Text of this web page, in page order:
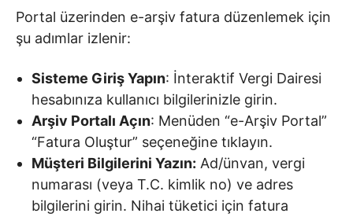
Portal üzerinden e-arşiv fatura düzenlemek için
şu adımlar izlenir:
Sisteme Giriş Yapın: İnteraktif Vergi Dairesi
hesabınıza kullanıcı bilgilerinizle girin.
Arşiv Portalı Açın: Menüden “e-Arşiv Portal”
“Fatura Oluştur” seçeneğine tıklayın.
Müşteri Bilgilerini Yazın: Ad/ünvan, vergi
numarası (veya T.C. kimlik no) ve adres
bilgilerini girin. Nihai tüketici için fatura